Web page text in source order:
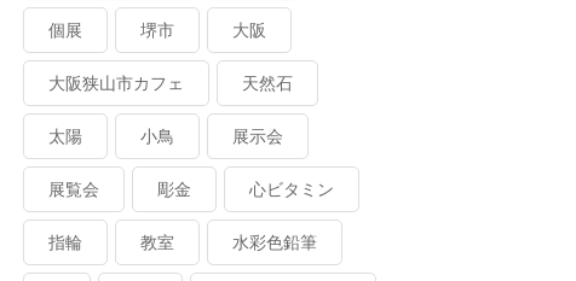
個展 堺市 大阪
大阪狭山市カフェ 天然石
太陽 小鳥 展示会
展覧会 彫金 心ビタミン
指輪 教室 水彩色鉛筆